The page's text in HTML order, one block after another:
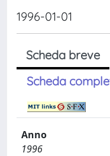
1996-01-01
Scheda breve
Scheda
Anno
1996